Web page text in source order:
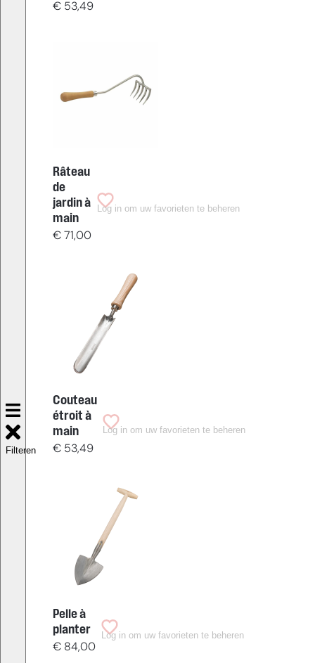
Filteren
€53,49
Râteau
de
jardin à
main
€71,00
Log in om uw favorieten te beheren
Couteau
étroit à
main
€53,49
Log in om uw favorieten te beheren
Pelle à
planter
€84,00
Log in om uw favorieten te beheren